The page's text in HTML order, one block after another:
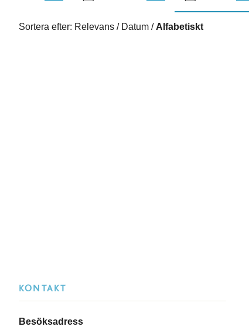
Sortera efter: Relevans / Datum / Alfabetiskt
KONTAKT
Besöksadress